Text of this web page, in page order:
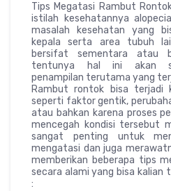
Tips Megatasi Rambut
istilah kesehatannya
masalah kesehatan yang
kepala serta area tubuh
bersifat sementara atau
tentunya hal ini akan
penampilan terutama yang
Rambut rontok bisa terjadi
seperti faktor gentik,
atau bahkan karena proses
mencegah kondisi tersebut
sangat penting untuk
mengatasi dan juga
memberikan beberapa tips
secara alami yang bisa kalian
: